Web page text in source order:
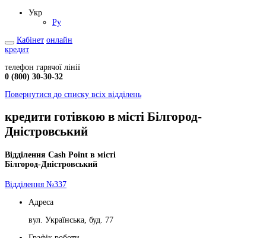
Укр
Ру
Кабінет онлайн
кредит
телефон гарячої лінії
0 (800) 30-30-32
Повернутися до списку всіх відділень
кредити готівкою в місті Білгород-
Дністровський
Відділення Cash Point в місті
Білгород-Дністровський
Відділення №337
Адреса
вул. Українська, буд. 77